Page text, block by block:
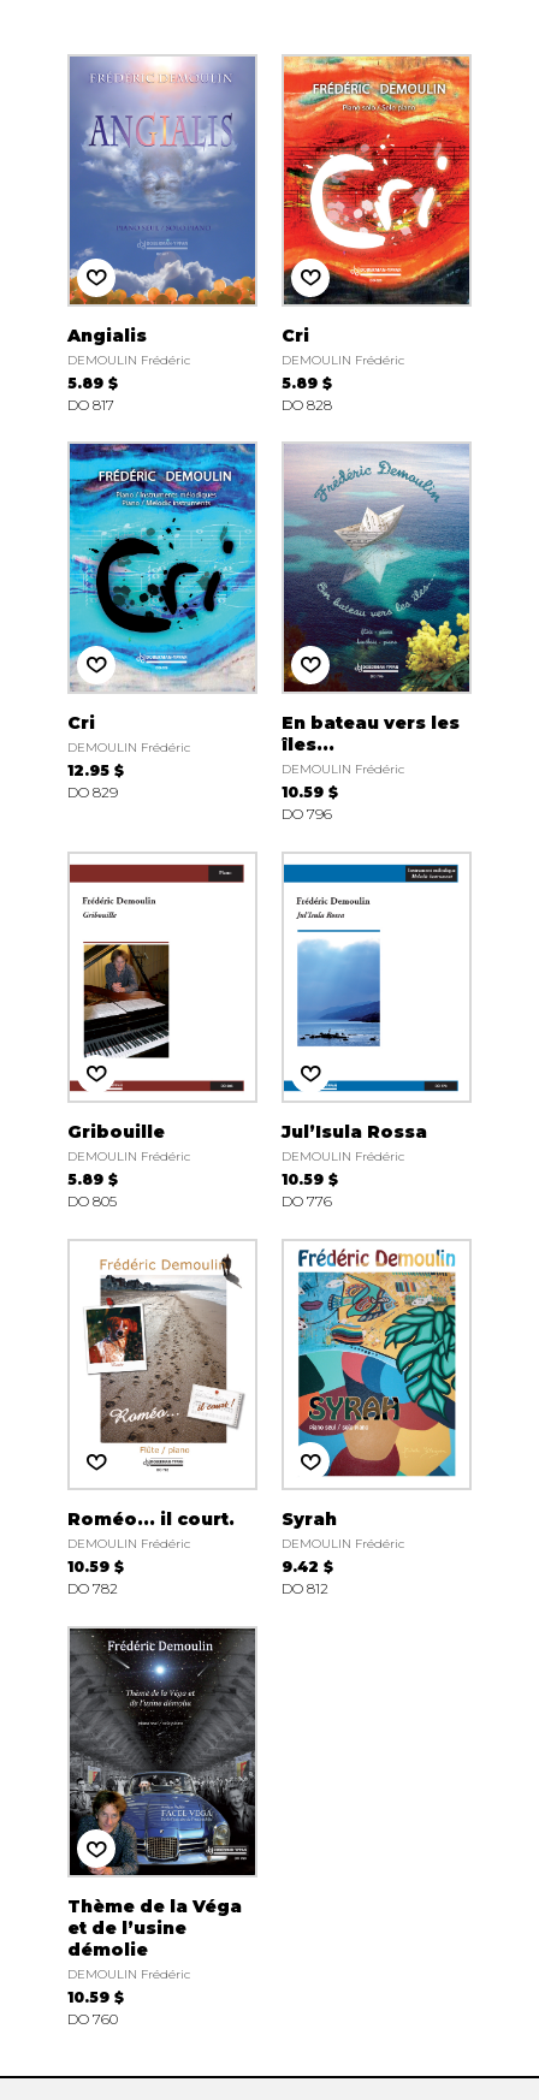
Angialis
DEMOULIN Frédéric
5.89 $
DO 817
Cri
DEMOULIN Frédéric
5.89 $
DO 828
Cri
DEMOULIN Frédéric
12.95 $
DO 829
En bateau vers les
îles...
DEMOULIN Frédéric
10.59 $
DO 796
Gribouille
DEMOULIN Frédéric
5.89 $
DO 805
Jul’Isula Rossa
DEMOULIN Frédéric
10.59 $
DO 776
Roméo... il court.
DEMOULIN Frédéric
10.59 $
DO 782
Syrah
DEMOULIN Frédéric
9.42 $
DO 812
Thème de la Véga
et de l’usine
démolie
DEMOULIN Frédéric
10.59 $
DO 760